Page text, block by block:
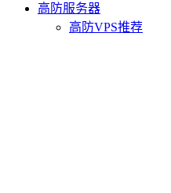
高防服务器
高防VPS推荐